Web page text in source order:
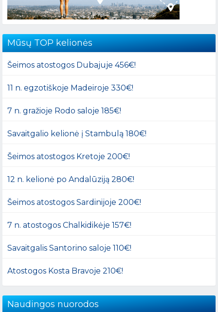
Mūsų TOP kelionės
Šeimos atostogos Dubajuje 456€!
11 n. egzotiškoje Madeiroje 330€!
7 n. gražioje Rodo saloje 185€!
Savaitgalio kelionė į Stambulą 180€!
Šeimos atostogos Kretoje 200€!
12 n. kelionė po Andalūziją 280€!
Šeimos atostogos Sardinijoje 200€!
7 n. atostogos Chalkidikėje 157€!
Savaitgalis Santorino saloje 110€!
Atostogos Kosta Bravoje 210€!
Naudingos nuorodos